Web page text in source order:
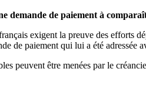
demande de paiement à
exigent la preuve des efforts
de paiement qui lui a été adressée
peuvent être menées par le